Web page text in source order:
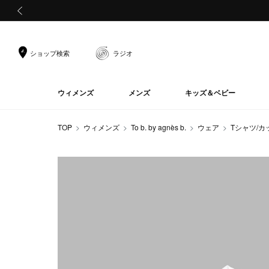
ショップ検索 ラジオ
ウィメンズ メンズ キッズ＆ベビー
TOP ウィメンズ To b. by agnès b. ウェア Tシャツ/カ